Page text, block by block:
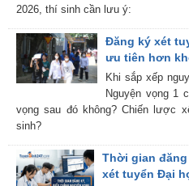
2026, thí sinh cần lưu ý:
Đăng ký xét
ưu tiên hơn
Khi sắp xếp
Nguyện vọng 1
vọng sau đó không? Chiến lược
sinh?
Thời gian
xét tuyển Đại